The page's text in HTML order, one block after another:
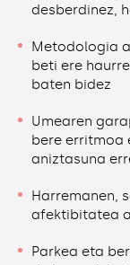
desberdinez,
Metodologia
beti ere
baten bidez
Umearen
bere erritmoa
aniztasuna
Harremanen,
afektibitatea
Parkea eta